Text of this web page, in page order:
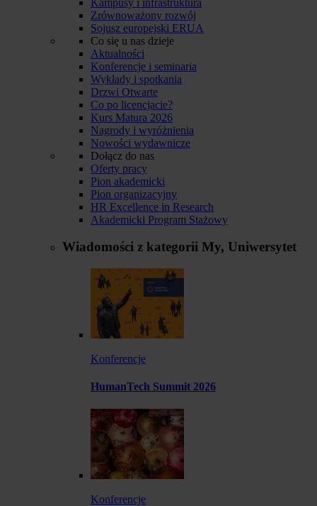
Zrównoważony rozwój
Sojusz europejski ERUA
Co się u nas dzieje
Aktualności
Konferencje i seminaria
Wykłady i spotkania
Drzwi Otwarte
Co po licencjacie?
Kurs Matura 2026
Nagrody i wyróżnienia
Nowości wydawnicze
Dołącz do nas
Oferty pracy
Pion akademicki
Pion organizacyjny
HR Excellence in Research
Akademicki Program Stażowy
Wiadomości z kategorii My, Uniwersytet
Konferencje
HumanTech Summit 2026
Konferencje